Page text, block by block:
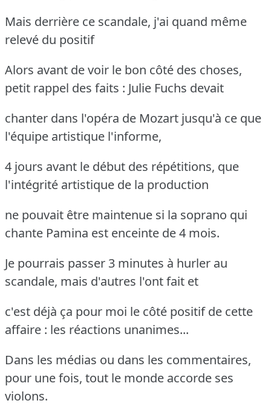
Mais derrière ce scandale, j'ai quand même
relevé du positif
Alors avant de voir le bon côté des choses,
petit rappel des faits : Julie Fuchs devait
chanter dans l'opéra de Mozart jusqu'à ce que
l'équipe artistique l'informe,
4 jours avant le début des répétitions, que
l'intégrité artistique de la production
ne pouvait être maintenue si la soprano qui
chante Pamina est enceinte de 4 mois.
Je pourrais passer 3 minutes à hurler au
scandale, mais d'autres l'ont fait et
c'est déjà ça pour moi le côté positif de cette
affaire : les réactions unanimes...
Dans les médias ou dans les commentaires,
pour une fois, tout le monde accorde ses
violons.